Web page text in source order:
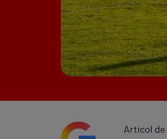
Articol de